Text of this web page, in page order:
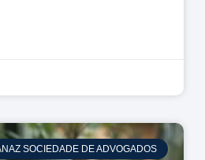
SOCIEDADE DE ADVOGADOS